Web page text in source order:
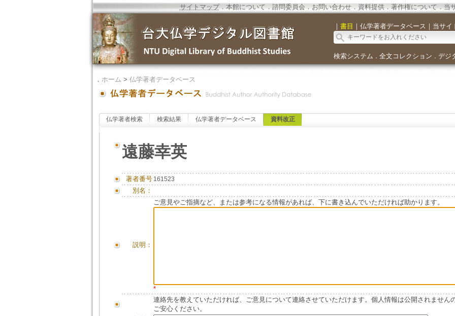
サイトマップ．本館について．諮問委員会． お問い合わせ． 資料提供．著作権について．当
｜ 書目 ｜ 仏学著者データベース ｜ 当サイ
検索システム ． 全文コレクション ． デジ
． ホーム > 仏学著者データベース
仏学著者検索 検索結果 仏学著者データベース 資料改正
遠藤幸英
著者番号 161523
別名：
説明：
ご意見やご指摘など、または参考になる情報があれば、下に書き込んでいただければ助かります。
*
連絡先を教えていただければ、ご意見について連絡させていただけます。個人情報は公開されません
ご安心ください。